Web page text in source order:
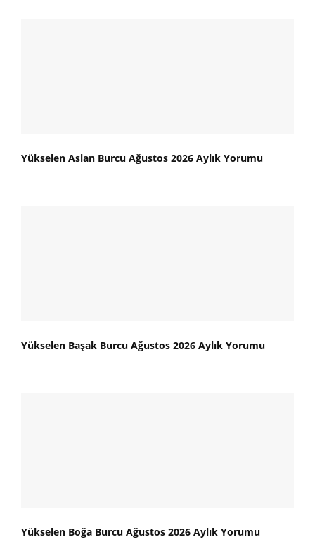
Yükselen Aslan Burcu Ağustos 2026 Aylık Yorumu
Yükselen Başak Burcu Ağustos 2026 Aylık Yorumu
Yükselen Boğa Burcu Ağustos 2026 Aylık Yorumu